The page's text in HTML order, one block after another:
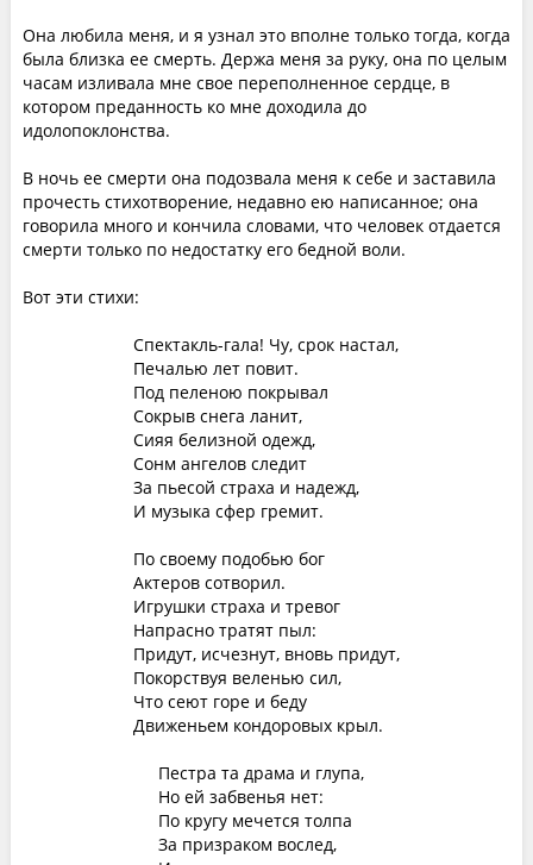
Она любила меня, и я узнал это вполне только тогда, когда
была близка ее смерть. Держа меня за руку, она по целым
часам изливала мне свое переполненное сердце, в
котором преданность ко мне доходила до
идолопоклонства.
В ночь ее смерти она подозвала меня к себе и заставила
прочесть стихотворение, недавно ею написанное; она
говорила много и кончила словами, что человек отдается
смерти только по недостатку его бедной воли.
Вот эти стихи:
Спектакль-гала! Чу, срок настал,
Печалью лет повит.
Под пеленою покрывал
Сокрыв снега ланит,
Сияя белизной одежд,
Сонм ангелов следит
За пьесой страха и надежд,
И музыка сфер гремит.
По своему подобью бог
Актеров сотворил.
Игрушки страха и тревог
Напрасно тратят пыл:
Придут, исчезнут, вновь придут,
Покорствуя веленью сил,
Что сеют горе и беду
Движеньем кондоровых крыл.
Пестра та драма и глупа,
Но ей забвенья нет:
По кругу мечется толпа
За призраком вослед,